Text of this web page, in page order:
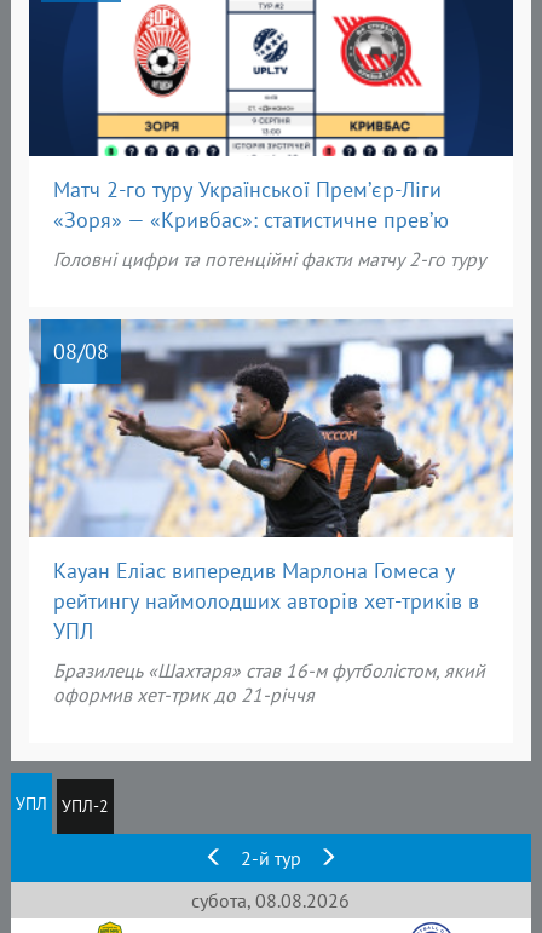
Матч 2-го туру Української Прем’єр-Ліги
«Зоря» — «Кривбас»: статистичне прев’ю
Головні цифри та потенційні факти матчу 2-го туру
08/08
Кауан Еліас випередив Марлона Гомеса у
рейтингу наймолодших авторів хет-триків в
УПЛ
Бразилець «Шахтаря» став 16-м футболістом, який
оформив хет-трик до 21-річчя
УПЛ УПЛ-2
2-й тур
субота, 08.08.2026